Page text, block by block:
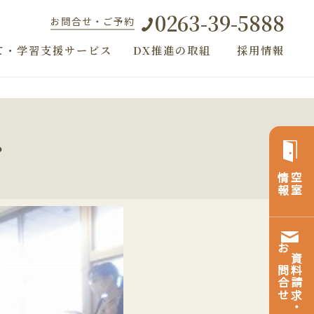
お問合せ・ご予約 0263-39-5888
・学習支援サービス DX推進の取組 採用情報
空室
情報
資料請求・
お問合せ